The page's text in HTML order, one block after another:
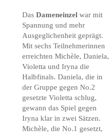
Das Dameneinzel war mit
Spannung und mehr
Ausgeglichenheit geprägt.
Mit sechs Teilnehmerinnen
erreichten Michèle, Daniela,
Violetta und Iryna die
Halbfinals. Daniela, die in
der Gruppe gegen No.2
gesetzte Violetta schlug,
gewann das Spiel gegen
Iryna klar in zwei Sätzen.
Michèle, die No.1 gesetzt,